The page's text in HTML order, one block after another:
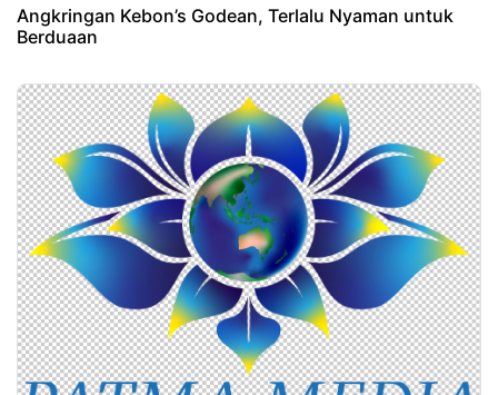
Angkringan Kebon’s Godean, Terlalu Nyaman untuk
Berduaan